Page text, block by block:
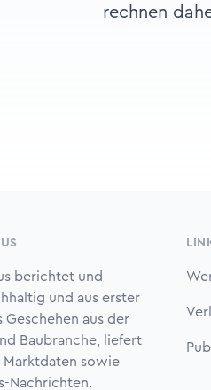
rechnen
berichtet und
und aus erster
Geschehen aus der
Baubranche, liefert
Marktdaten sowie
Nachrichten.